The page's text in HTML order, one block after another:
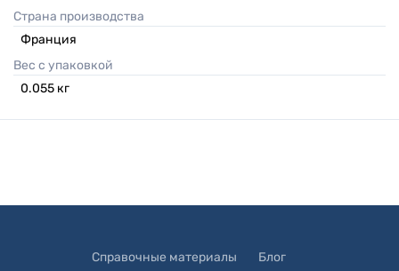
Страна производства
Франция
Вес с упаковкой
0.055 кг
Справочные материалы Блог